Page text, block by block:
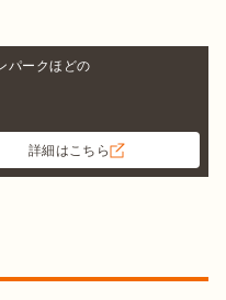
パークほどの
詳細はこちら